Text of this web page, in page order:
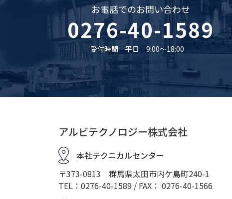
お電話でのお問い合わせ
0276-40-1589
受付時間 平日 9:00〜18:00
アルビテクノロジー株式会社
本社テクニカルセンター
〒373-0813 群馬県太田市内ケ島町240-1
TEL：0276-40-1589 / FAX： 0276-40-1566